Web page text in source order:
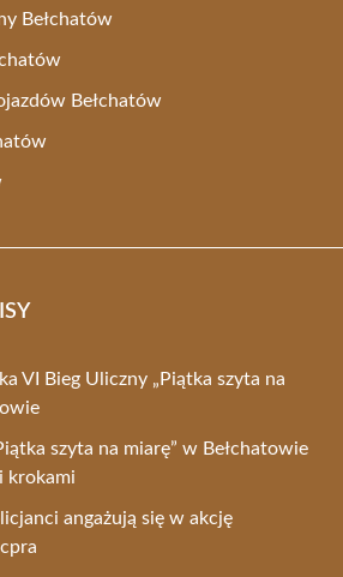
Bełchatów
Bełchatów
VI Bieg Uliczny „Piątka szyta na
szyta na miarę” w Bełchatowie
krokami
angażują się w akcję